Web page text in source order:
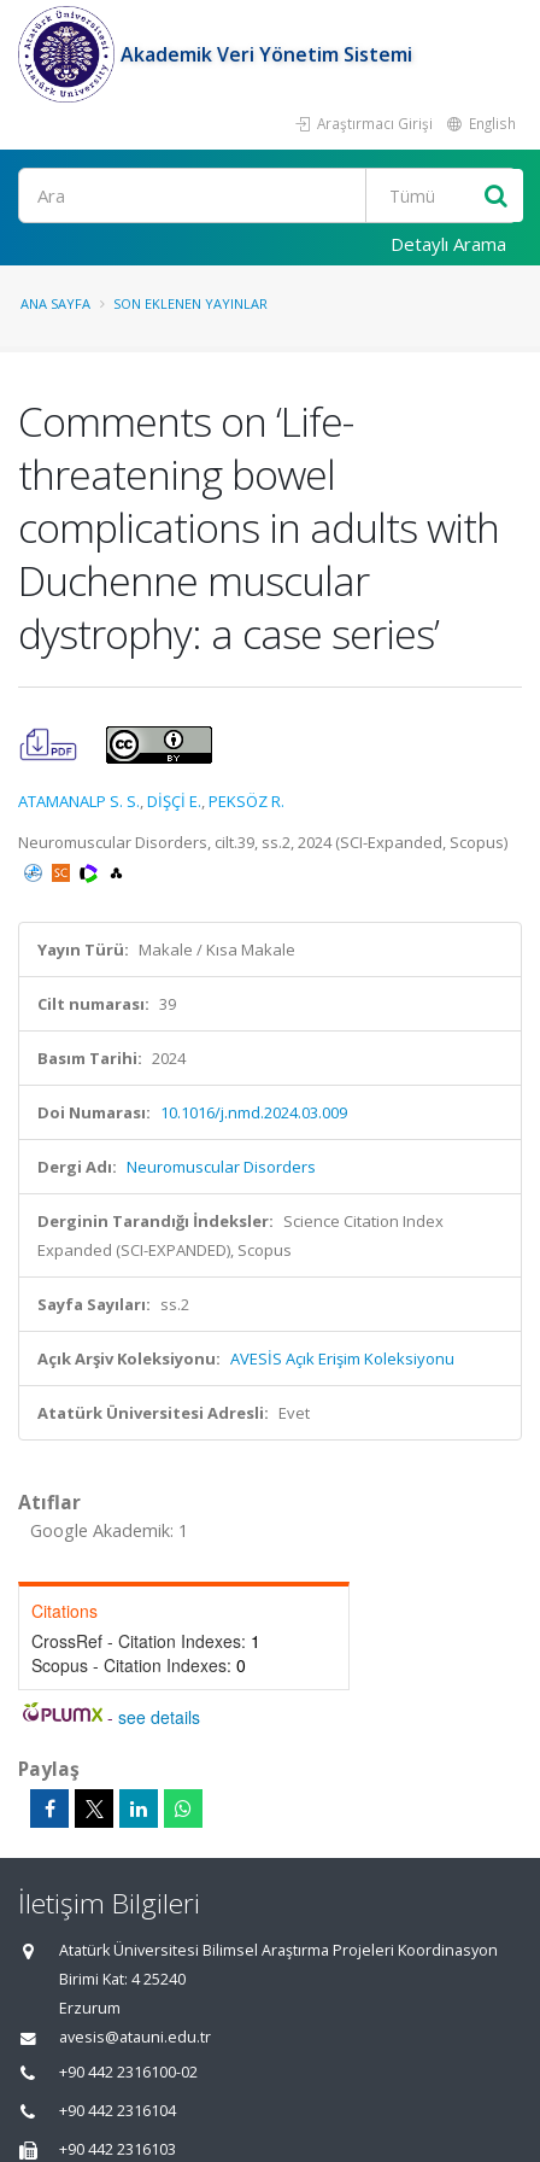
Akademik Veri Yönetim Sistemi
Araştırmacı Girişi English
Ara
Detaylı Arama
ANA SAYFA SON EKLENEN YAYINLAR
Comments on ‘Life-
threatening bowel
complications in adults with
Duchenne muscular
dystrophy: a case series’
ATAMANALP S. S.,DİŞÇİ E.,PEKSÖZ R.
Neuromuscular Disorders, cilt.39, ss.2, 2024 (SCI-Expanded, Scopus)
Yayın Türü: Makale / Kısa Makale
Cilt numarası: 39
Basım Tarihi: 2024
Doi Numarası: 10.1016/j.nmd.2024.03.009
Dergi Adı: Neuromuscular Disorders
Derginin Tarandığı İndeksler: Science Citation Index
Expanded (SCI-EXPANDED), Scopus
Sayfa Sayıları: ss.2
Açık Arşiv Koleksiyonu: AVESİS Açık Erişim Koleksiyonu
Atatürk Üniversitesi Adresli: Evet
Atıflar
Google Akademik: 1
Citations
CrossRef - Citation Indexes: 1
Scopus - Citation Indexes: 0
- see details
Paylaş
İletişim Bilgileri
Atatürk Üniversitesi Bilimsel Araştırma Projeleri Koordinasyon
Birimi Kat: 4 25240
Erzurum
avesis@atauni.edu.tr
+90 442 2316100-02
+90 442 2316104
+90 442 2316103